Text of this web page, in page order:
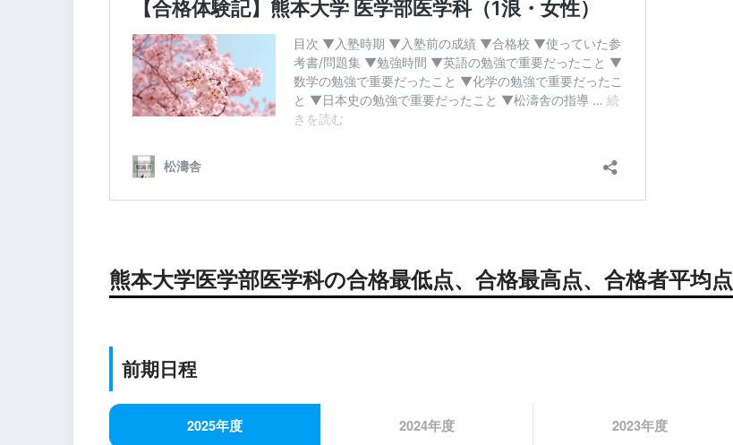
熊本大学医学部医学科の合格最低点、合格最高点、合格者平均点
前期日程
2025年度 2024年度 2023年度